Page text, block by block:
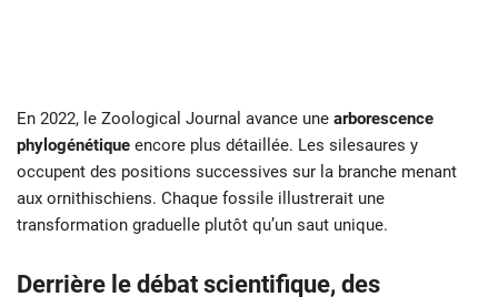
En 2022, le Zoological Journal avance une arborescence
phylogénétique encore plus détaillée. Les silesaures y
occupent des positions successives sur la branche menant
aux ornithischiens. Chaque fossile illustrerait une
transformation graduelle plutôt qu’un saut unique.
Derrière le débat scientifique, des